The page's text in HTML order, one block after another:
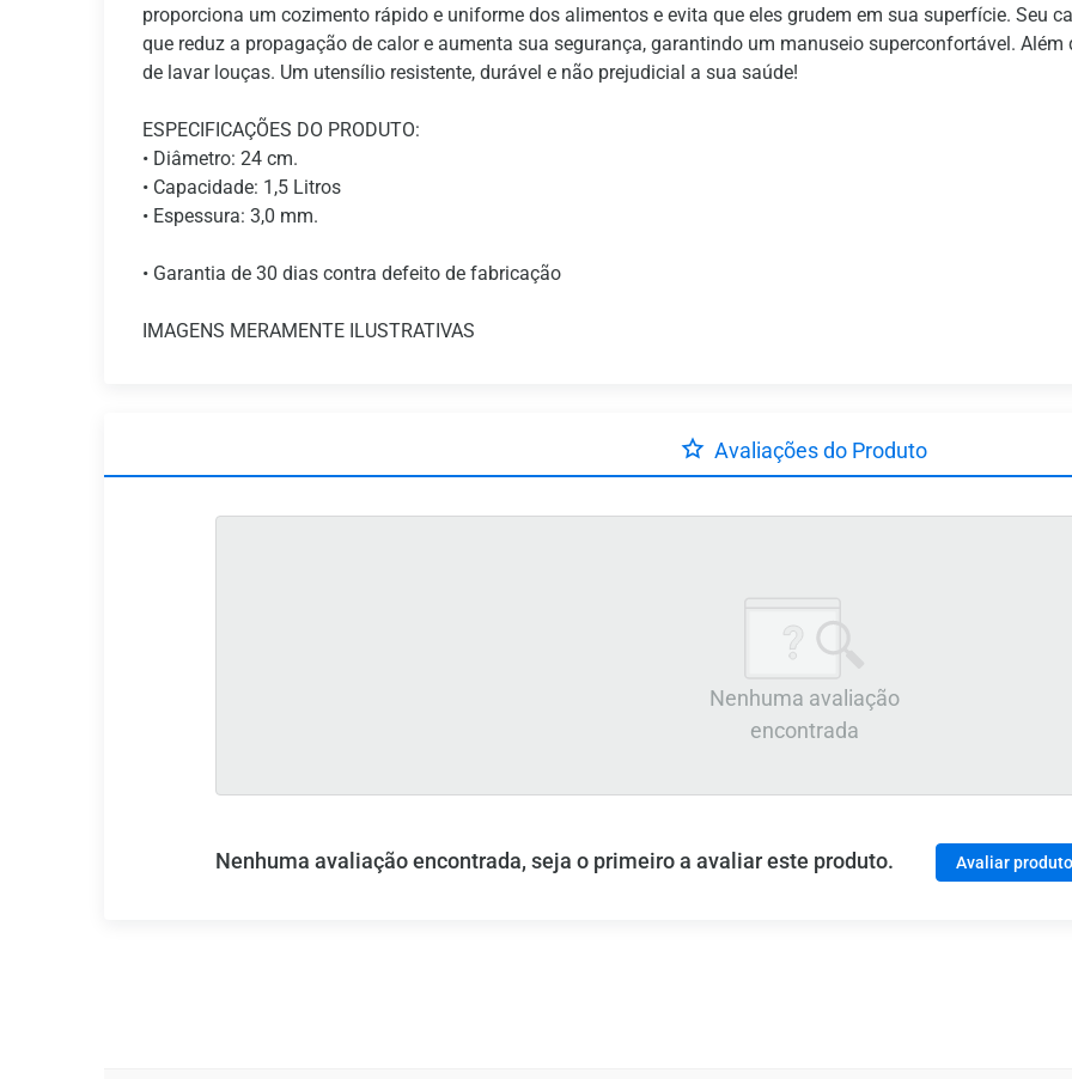
proporciona um cozimento rápido e uniforme dos alimentos e evita que eles grudem em sua superfície. Seu
que reduz a propagação de calor e aumenta sua segurança, garantindo um manuseio superconfortável.
de lavar louças. Um utensílio resistente, durável e não prejudicial a sua saúde!
ESPECIFICAÇÕES DO PRODUTO:
• Diâmetro: 24 cm.
• Capacidade: 1,5 Litros
• Espessura: 3,0 mm.
• Garantia de 30 dias contra defeito de fabricação
IMAGENS MERAMENTE ILUSTRATIVAS
Avaliações do Produto
Nenhuma avaliação
encontrada
Nenhuma avaliação encontrada, seja o primeiro a avaliar este produto. Avaliar produto